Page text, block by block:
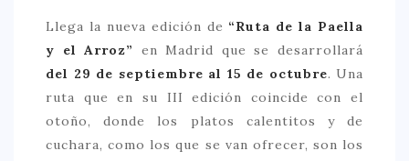
< 25 €
> 50 €
NUESTROS FAVORITOS
Llega la nueva edición de “Ruta de la Paella
y el Arroz”
en Madrid que se desarrollará
del 29 de septiembre al 15 de octubre. Una
ruta que en su III edición coincide con el
otoño, donde los platos calentitos y de
cuchara, como los que se van ofrecer, son los